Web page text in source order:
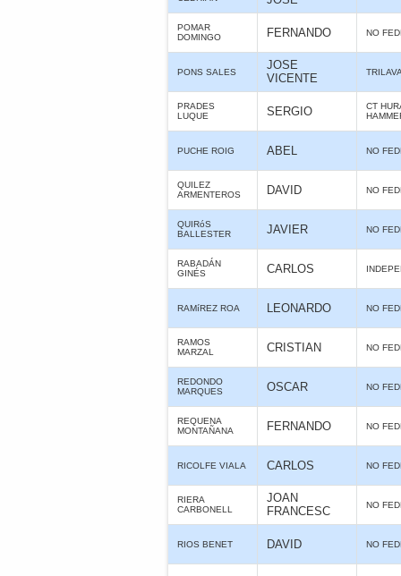
POMAR
DOMINGO
FERNANDO NO
PONS SALES
JOSE
VICENTE
PRADES
LUQUE
SERGIO
CT
PUCHE ROIG ABEL NO
QUILEZ
ARMENTEROS
DAVID NO
QUIRóS
BALLESTER
JAVIER NO
RABADÁN
GINÉS
CARLOS
RAMíREZ ROA LEONARDO NO
RAMOS
MARZAL
CRISTIAN NO
REDONDO
MARQUES
OSCAR NO
REQUENA
MONTAÑANA
FERNANDO NO
RICOLFE VIALA CARLOS NO
RIERA
CARBONELL
JOAN
FRANCESC
NO
RIOS BENET DAVID NO